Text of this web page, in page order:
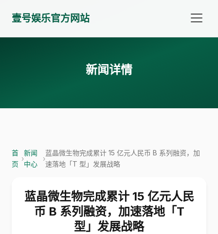
壹号娱乐官方网站
新闻详情
首
页
›
新闻
中心
›
蓝晶微生物完成累计 15 亿元人民币 B 系列融资，加
速落地「T 型」发展战略
蓝晶微生物完成累计 15 亿元人民
币 B 系列融资，加速落地「T
型」发展战略